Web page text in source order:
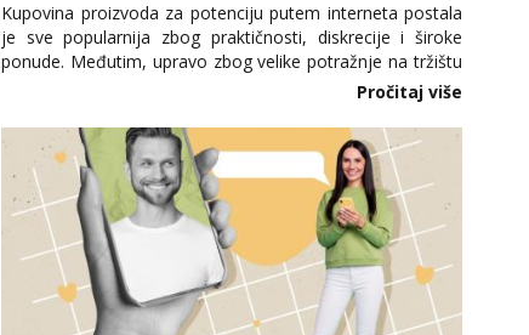
Kupovina proizvoda za potenciju putem interneta postala
je sve popularnija zbog praktičnosti, diskrecije i široke
ponude. Međutim, upravo zbog velike potražnje na tržištu
se pojavljuju i brojni krivotvoreni proizvodi, nepouzdane
internetske trgovine te proizvodi nepoznatog podrijetla. ...
Pročitaj više